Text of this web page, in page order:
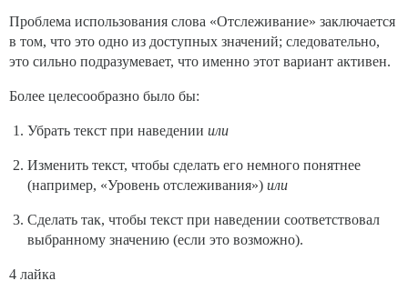
Проблема использования слова «Отслеживание» заключается
в том, что это одно из доступных значений; следовательно,
это сильно подразумевает, что именно этот вариант активен.
Более целесообразно было бы:
Убрать текст при наведении или
Изменить текст, чтобы сделать его немного понятнее
(например, «Уровень отслеживания») или
Сделать так, чтобы текст при наведении соответствовал
выбранному значению (если это возможно).
4 лайка